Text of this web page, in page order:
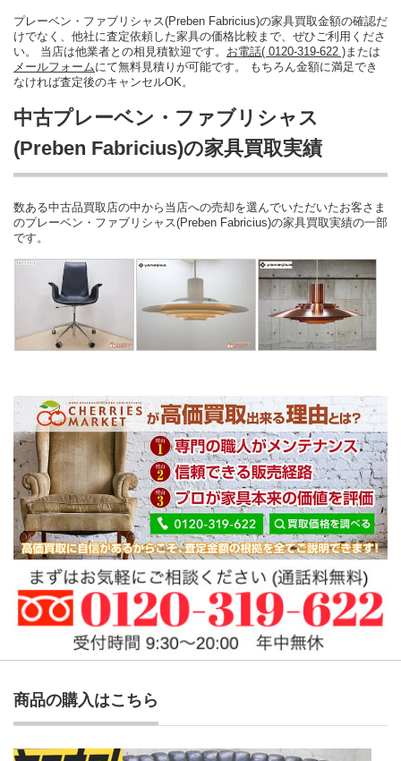
プレーベン・ファブリシャス(Preben Fabricius)の家具買取金額の確認だ
けでなく、他社に査定依頼した家具の価格比較まで、ぜひご利用くださ
い。 当店は他業者との相見積歓迎です。 お電話( 0120-319-622 ) または
メールフォームにて無料見積りが可能です。 もちろん金額に満足でき
なければ査定後のキャンセルOK。
中古プレーベン・ファブリシャス
(Preben Fabricius)の家具買取実績
数ある中古品買取店の中から当店への売却を選んでいただいたお客さま
のプレーベン・ファブリシャス(Preben Fabricius)の家具買取実績の一部
です。
商品の購入はこちら